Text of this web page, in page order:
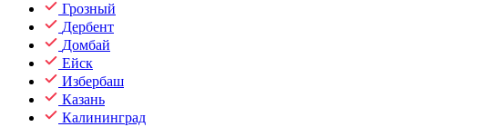
Грозный
Дербент
Домбай
Ейск
Избербаш
Казань
Калининград